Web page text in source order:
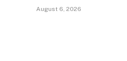
August 6, 2026